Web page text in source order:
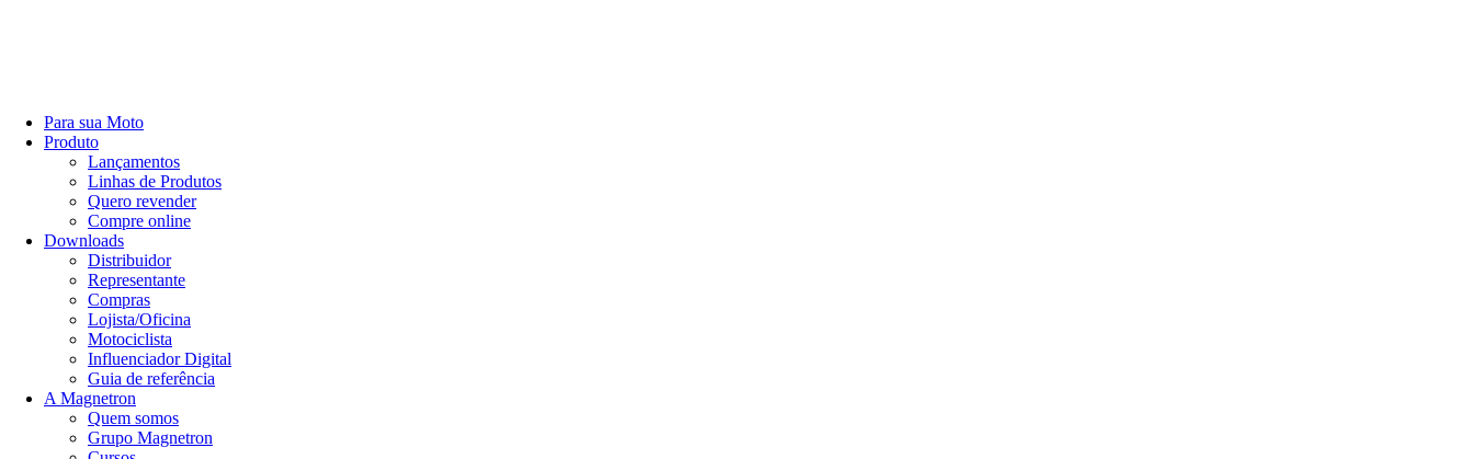
Para sua Moto
Produto
Lançamentos
Linhas de Produtos
Quero revender
Compre online
Downloads
Distribuidor
Representante
Compras
Lojista/Oficina
Motociclista
Influenciador Digital
Guia de referência
A Magnetron
Quem somos
Grupo Magnetron